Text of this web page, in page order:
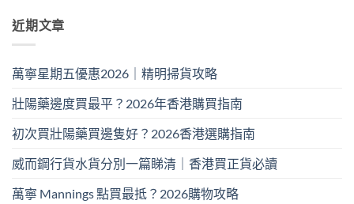
近期文章
萬寧星期五優惠2026｜精明掃貨攻略
壯陽藥邊度買最平？2026年香港購買指南
初次買壯陽藥買邊隻好？2026香港選購指南
威而鋼行貨水貨分別一篇睇清｜香港買正貨必讀
萬寧 Mannings 點買最抵？2026購物攻略